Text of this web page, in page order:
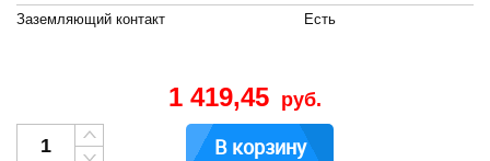
Заземляющий контакт
Есть
1 419,45 руб.
В корзину